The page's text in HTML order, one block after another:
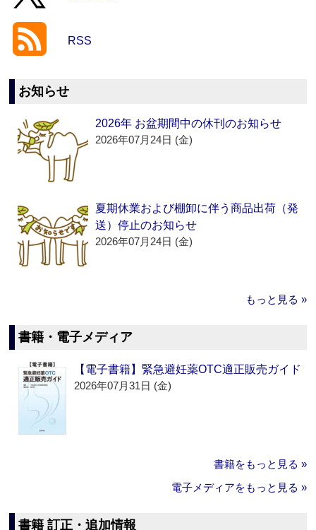
RSS
お知らせ
2026年 お盆期間中の休刊のお知らせ
2026年07月24日 (金)
夏期休業および棚卸に伴う商品出荷（発
送）停止のお知らせ
2026年07月24日 (金)
もっと見る »
書籍・電子メディア
【電子書籍】緊急避妊薬OTC適正販売ガイド
2026年07月31日 (金)
書籍をもっと見る »
電子メディアをもっと見る »
書籍 訂正・追加情報